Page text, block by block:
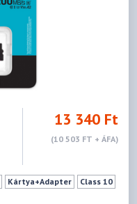
13 340 Ft
(10 503 FT + ÁFA)
Kártya+Adapter Class 10